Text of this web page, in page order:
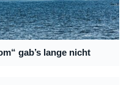
gab’s lange nicht